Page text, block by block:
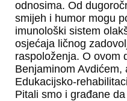
odnosima. Od
smijeh i humor mogu
imunološki sistem
osjećaja ličnog
raspoloženja. O ovom
Benjaminom Avdićem,
Edukacijsko-
Pitali smo i građane